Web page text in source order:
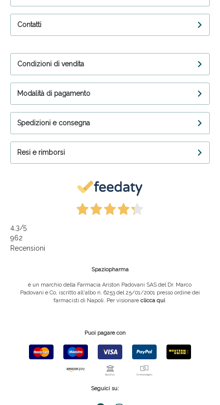
Contatti
Condizioni di vendita
Modalità di pagamento
Spedizioni e consegna
Resi e rimborsi
4,3/5
962
Recensioni
Spaziopharma
è un marchio della Farmacia Ariston Padovani SAS del Dr. Marco
Padovani e Co, iscritto all'albo n. 6253 del 25/01/2001 presso ordine dei
farmacisti di Napoli. Per visionare clicca qui.
Puoi pagare con
Seguici su: